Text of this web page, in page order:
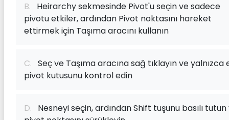
B. Heirarchy sekmesinde Pivot'u seçin ve sadece
pivotu etkiler, ardından Pivot noktasını hareket
ettirmek için Taşıma aracını kullanın
C. Seç ve Taşıma aracına sağ tıklayın ve yalnızca
pivot kutusunu kontrol edin
D. Nesneyi seçin, ardından Shift tuşunu basılı tutun